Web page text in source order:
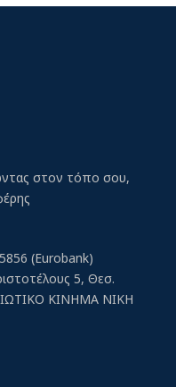
στον τόπο σου,
(Eurobank)
5, Θεσ.
ΚΙΝΗΜΑ ΝΙΚΗ